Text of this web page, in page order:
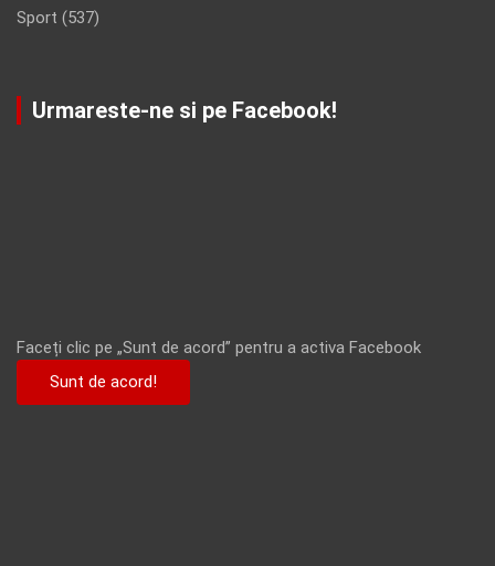
Sport (537)
Urmareste-ne si pe Facebook!
Faceți clic pe „Sunt de acord” pentru a activa Facebook
Sunt de acord!